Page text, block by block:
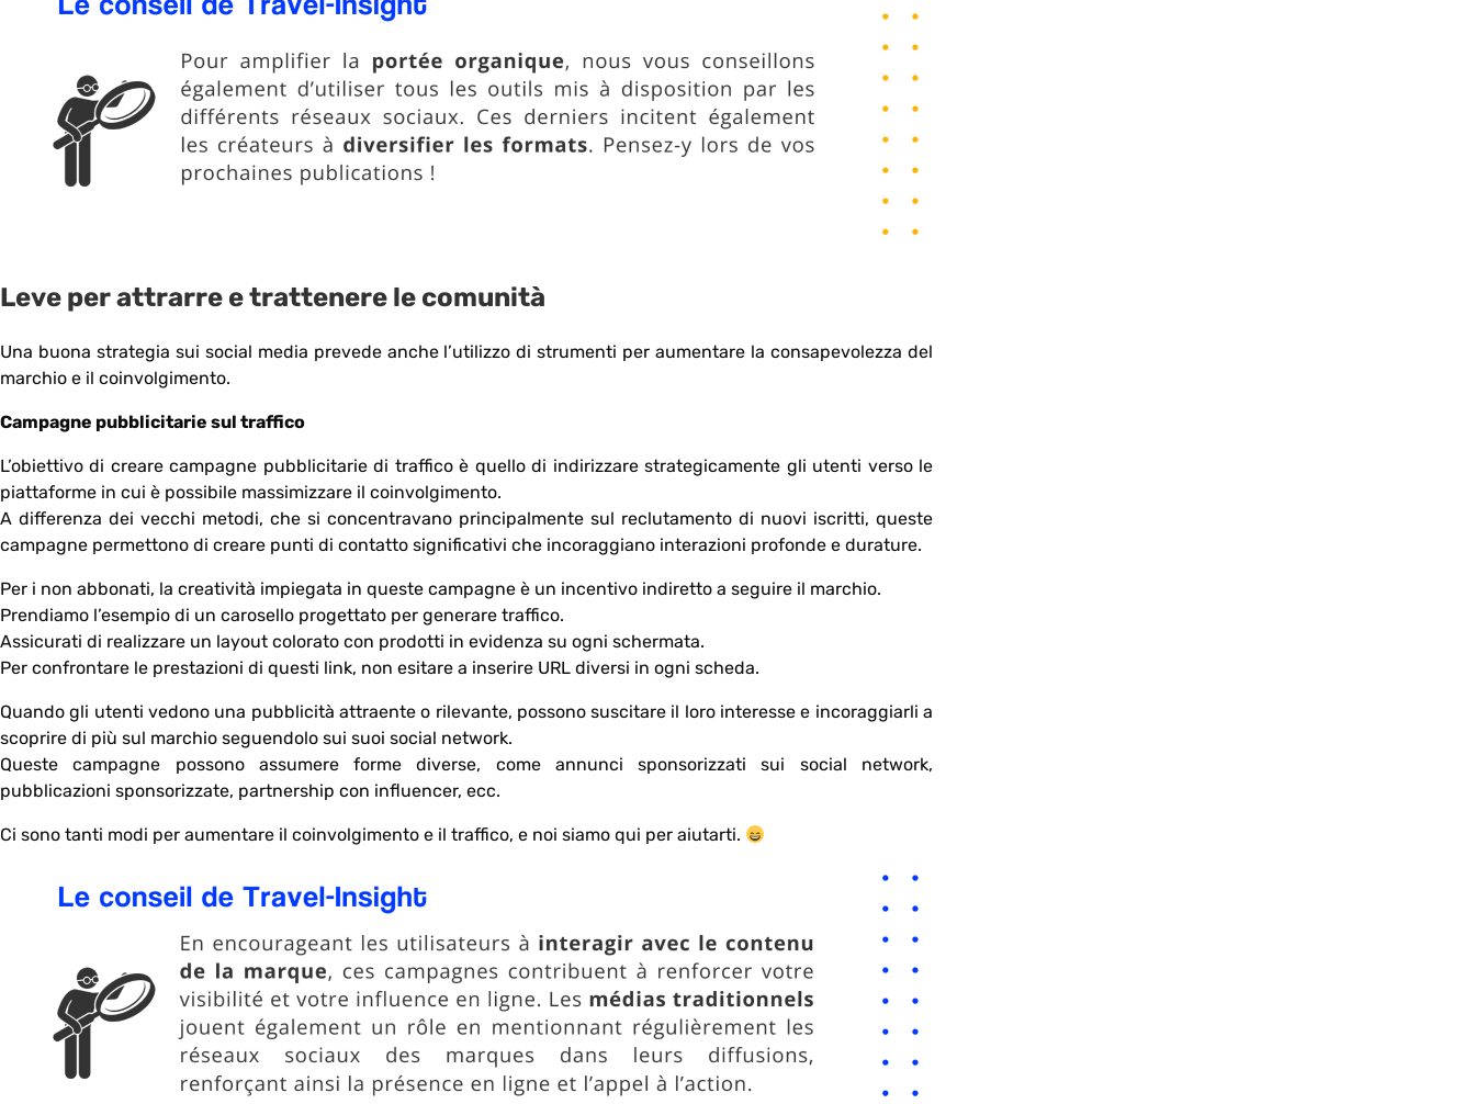
Leve per attrarre e trattenere le comunità
Una buona strategia sui social media prevede anche l’utilizzo di strumenti per aumentare la consapevolezza del
marchio e il coinvolgimento.
Campagne pubblicitarie sul traffico
L’obiettivo di creare campagne pubblicitarie di traffico è quello di indirizzare strategicamente gli utenti verso le
piattaforme in cui è possibile massimizzare il coinvolgimento.
A differenza dei vecchi metodi, che si concentravano principalmente sul reclutamento di nuovi iscritti, queste
campagne permettono di creare punti di contatto significativi che incoraggiano interazioni profonde e durature.
Per i non abbonati, la creatività impiegata in queste campagne è un incentivo indiretto a seguire il marchio.
Prendiamo l’esempio di un carosello progettato per generare traffico.
Assicurati di realizzare un layout colorato con prodotti in evidenza su ogni schermata.
Per confrontare le prestazioni di questi link, non esitare a inserire URL diversi in ogni scheda.
Quando gli utenti vedono una pubblicità attraente o rilevante, possono suscitare il loro interesse e incoraggiarli a
scoprire di più sul marchio seguendolo sui suoi social network.
Queste campagne possono assumere forme diverse, come annunci sponsorizzati sui social network,
pubblicazioni sponsorizzate, partnership con influencer, ecc.
Ci sono tanti modi per aumentare il coinvolgimento e il traffico, e noi siamo qui per aiutarti.